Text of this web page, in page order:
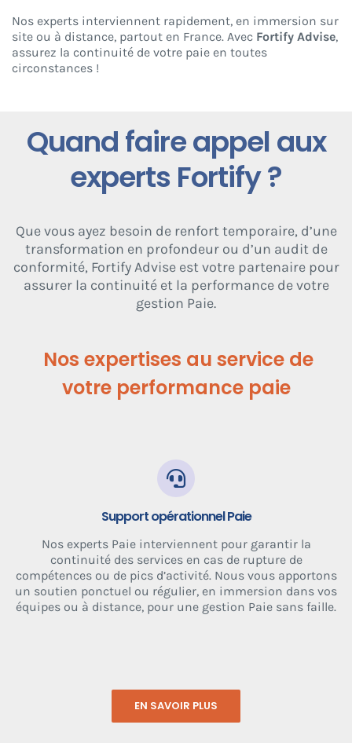
Nos experts interviennent rapidement, en immersion sur
site ou à distance, partout en France. Avec Fortify Advise,
assurez la continuité de votre paie en toutes
circonstances !
Quand faire appel aux
experts Fortify ?
Que vous ayez besoin de renfort temporaire, d’une
transformation en profondeur ou d’un audit de
conformité, Fortify Advise est votre partenaire pour
assurer la continuité et la performance de votre
gestion Paie.
Nos expertises au service de
votre performance paie
Support opérationnel Paie
Nos experts Paie interviennent pour garantir la
continuité des services en cas de rupture de
compétences ou de pics d’activité. Nous vous apportons
un soutien ponctuel ou régulier, en immersion dans vos
équipes ou à distance, pour une gestion Paie sans faille.
EN SAVOIR PLUS